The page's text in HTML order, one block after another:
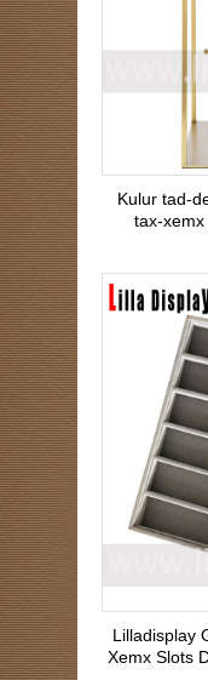
Kulur tad-
tax-
Lilladisplay
Xemx Slots